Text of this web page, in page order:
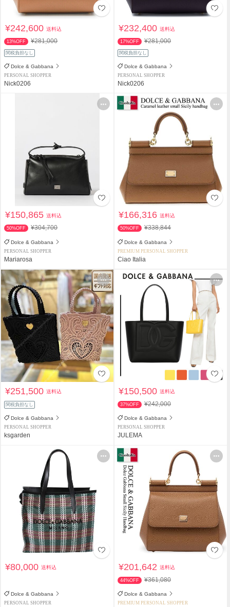
¥242,600送料込
13%OFF ¥281,000
関税負担なし
Dolce & Gabbana
PERSONAL SHOPPER
Nick0206
¥232,400送料込
17%OFF ¥281,000
関税負担なし
Dolce & Gabbana
PERSONAL SHOPPER
Nick0206
¥150,865送料込
50%OFF ¥304,700
Dolce & Gabbana
PERSONAL SHOPPER
Mariarosa
¥166,316送料込
50%OFF ¥338,844
Dolce & Gabbana
PREMIUM PERSONAL SHOPPER
Ciao Italia
¥251,500送料込
関税負担なし
Dolce & Gabbana
PERSONAL SHOPPER
ksgarden
¥150,500送料込
37%OFF ¥242,000
Dolce & Gabbana
PERSONAL SHOPPER
JULEMA
¥80,000送料込
Dolce & Gabbana
PERSONAL SHOPPER
¥201,642送料込
44%OFF ¥361,080
Dolce & Gabbana
PREMIUM PERSONAL SHOPPER